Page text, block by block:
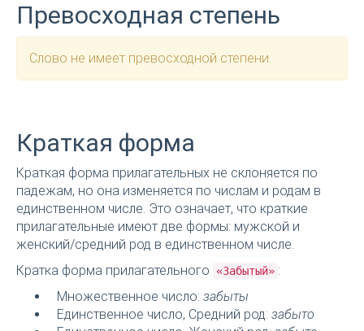
Превосходная степень
Слово не имеет превосходной степени.
Краткая форма
Краткая форма прилагательных не склоняется по
падежам, но она изменяется по числам и родам в
единственном числе. Это означает, что краткие
прилагательные имеют две формы: мужской и
женский/средний род в единственном числе.
Кратка форма прилагательного
«Забытый» :
Множественное число: забыты
Единственное число, Средний род: забыто